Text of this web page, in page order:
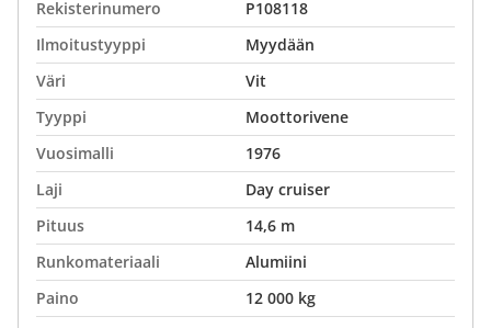
Rekisterinumero
P108118
Ilmoitustyyppi
Myydään
Väri
Vit
Tyyppi
Moottorivene
Vuosimalli
1976
Laji
Day cruiser
Pituus
14,6 m
Runkomateriaali
Alumiini
Paino
12 000 kg